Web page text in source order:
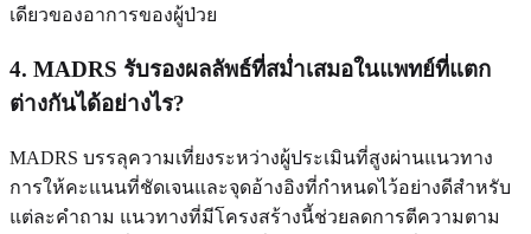
เดียวของอาการของผู้ป่วย
4. MADRS รับรองผลลัพธ์ที่สม่ำเสมอในแพทย์ที่แตก
ต่างกันได้อย่างไร?
MADRS บรรลุความเที่ยงระหว่างผู้ประเมินที่สูงผ่านแนวทาง
การให้คะแนนที่ชัดเจนและจุดอ้างอิงที่กำหนดไว้อย่างดีสำหรับ
แต่ละคำถาม แนวทางที่มีโครงสร้างนี้ช่วยลดการตีความตาม